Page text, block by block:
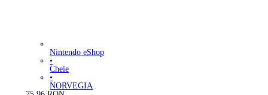
Nintendo eShop
•
Cheie
•
NORVEGIA